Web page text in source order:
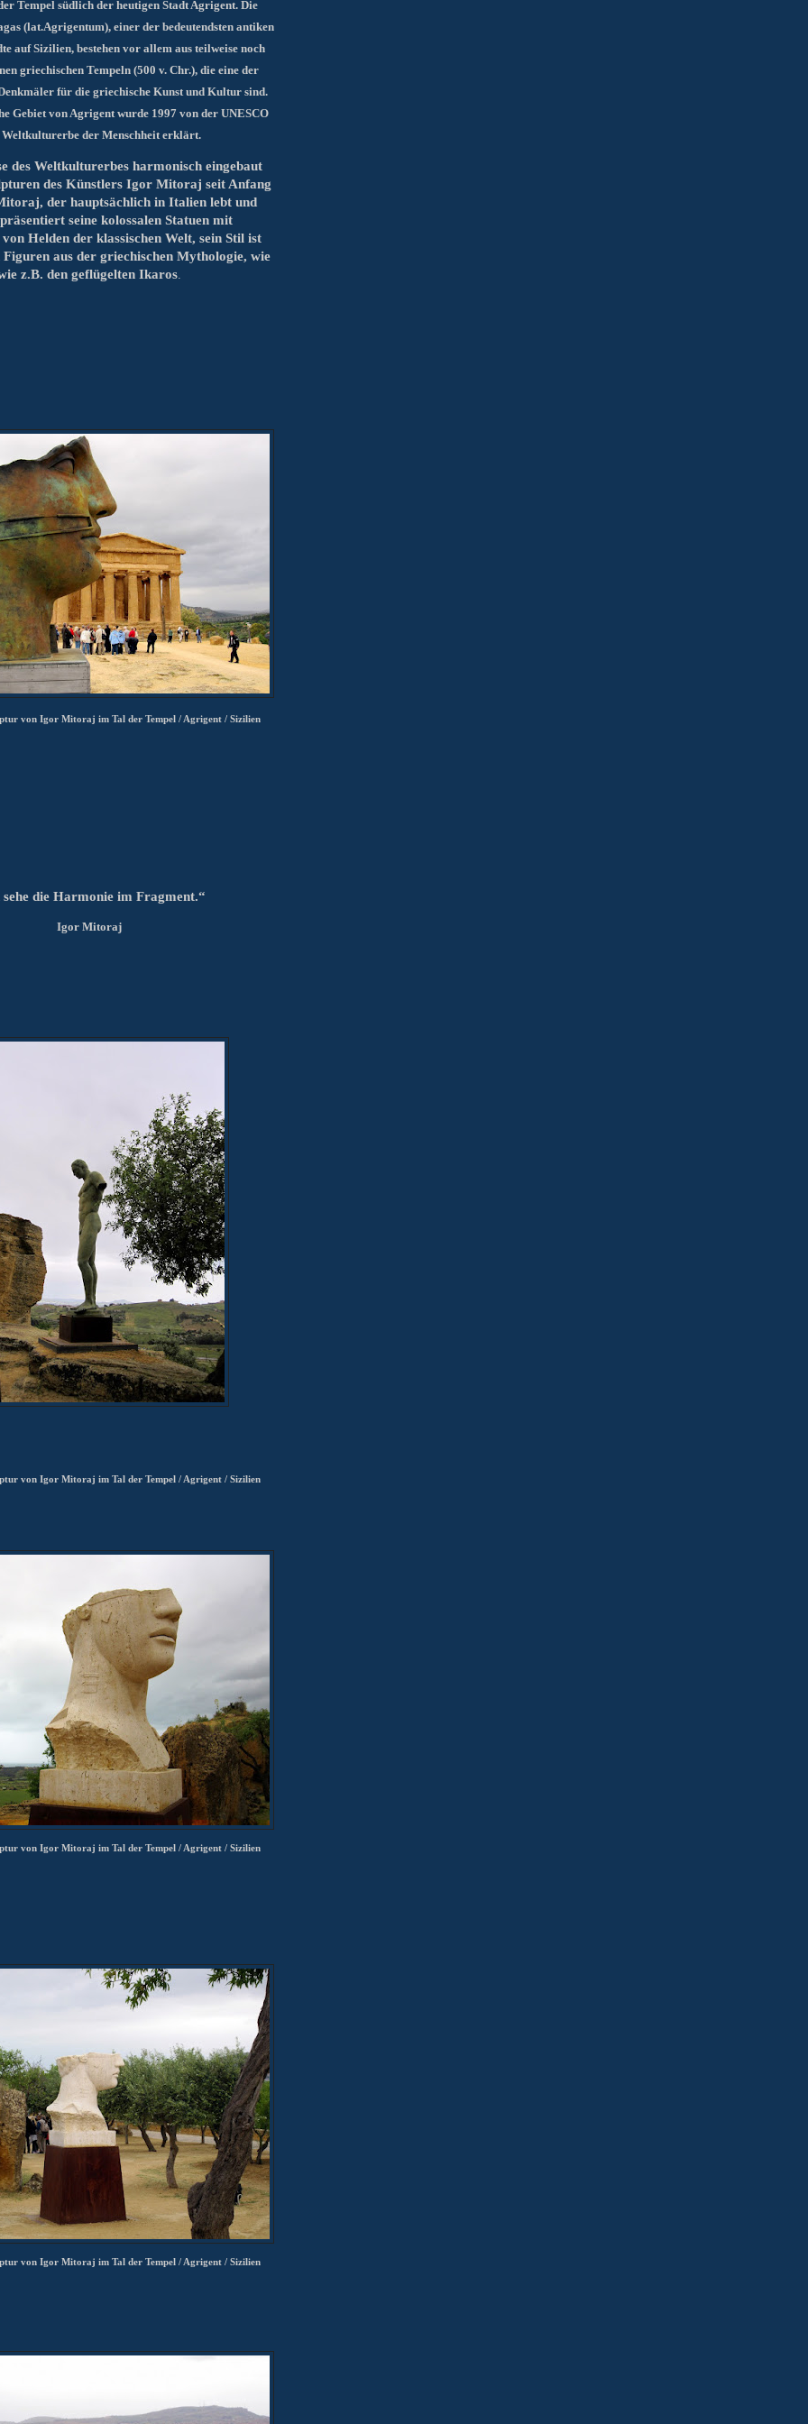
Tempel südlich der heutigen Stadt Agrigent. Die
(lat.Agrigentum), einer der bedeutendsten antiken
auf Sizilien, bestehen vor allem aus teilweise noch
griechischen Tempeln (500 v. Chr.), die eine der
für die griechische Kunst und Kultur sind.
Gebiet von Agrigent wurde 1997 von der UNESCO
Weltkulturerbe der Menschheit erklärt.
des Weltkulturerbes harmonisch eingebaut
des Künstlers Igor Mitoraj seit Anfang
der hauptsächlich in Italien lebt und
seine kolossalen Statuen mit
Helden der klassischen Welt, sein Stil ist
aus der griechischen Mythologie, wie
z.B. den geflügelten Ikaros
von Igor Mitoraj im Tal der Tempel / Agrigent / Sizilien
die Harmonie im Fragment.“
Igor Mitoraj
von Igor Mitoraj im Tal der Tempel / Agrigent / Sizilien
von Igor Mitoraj im Tal der Tempel / Agrigent / Sizilien
von Igor Mitoraj im Tal der Tempel / Agrigent / Sizilien